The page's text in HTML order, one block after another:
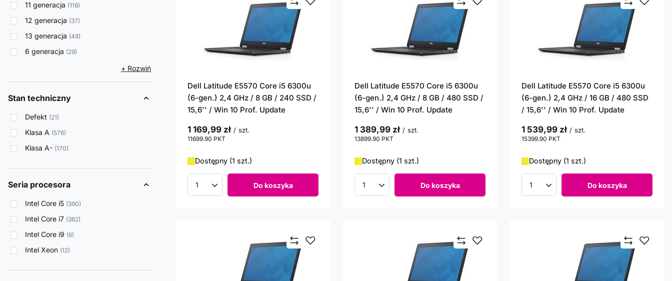
11 generacja 118
12 generacja 37
13 generacja 48
6 generacja 29
+ Rozwiń
Stan techniczny
Defekt 21
Klasa A 576
Klasa A- 170
Seria procesora
Intel Core i5 390
Intel Core i7 362
Intel Core i9 6
Intel Xeon 12
Dell Latitude E5570 Core i5 6300u
(6-gen.) 2,4 GHz / 8 GB / 240 SSD /
15,6'' / Win 10 Prof. Update
1 169,99 zł / szt.
11699.90 PKT
Dostępny (1 szt.)
Ilość produktów Do koszyka
Dell Latitude E5570 Core i5 6300u
(6-gen.) 2,4 GHz / 8 GB / 480 SSD /
15,6'' / Win 10 Prof. Update
1 389,99 zł / szt.
13899.90 PKT
Dostępny (1 szt.)
Ilość produktów Do koszyka
Dell Latitude E5570 Core i5 6300u
(6-gen.) 2,4 GHz / 16 GB / 480 SSD
/ 15,6'' / Win 10 Prof. Update
1 539,99 zł / szt.
15399.90 PKT
Dostępny (1 szt.)
Ilość produktów Do koszyka